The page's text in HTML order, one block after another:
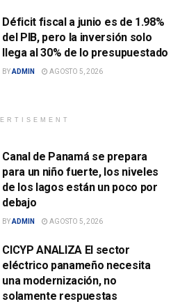
Déficit fiscal a junio es de 1.98%
del PIB, pero la inversión solo
llega al 30% de lo presupuestado
BYADMIN AGOSTO 5, 2026
Canal de Panamá se prepara
para un niño fuerte, los niveles
de los lagos están un poco por
debajo
BYADMIN AGOSTO 5, 2026
CICYP ANALIZA El sector
eléctrico panameño necesita
una modernización, no
solamente respuestas